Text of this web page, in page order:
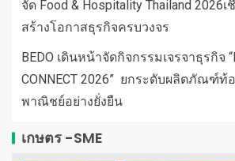
จัด Food & Hospitality Thailand 2026
สร้างโอกาสธุรกิจครบวงจร
BEDO เดินหน้าจัดกิจกรรมเจรจาธุรกิจ
CONNECT 2026” ยกระดับผลิตภัณฑ์ท้
พาณิชย์อย่างยั่งยืน
เกษตร -SME